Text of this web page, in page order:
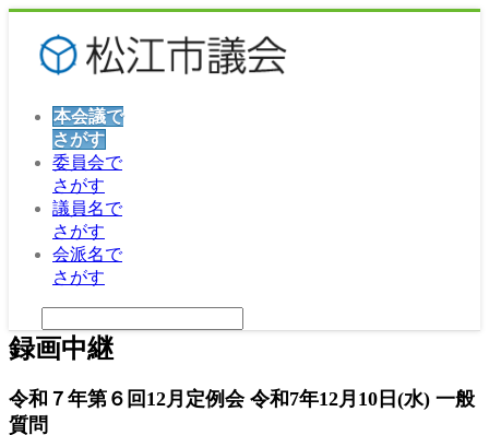
本会議で
さがす
委員会で
さがす
議員名で
さがす
会派名で
さがす
録画中継
令和７年第６回12月定例会 令和7年12月10日(水) 一般
質問